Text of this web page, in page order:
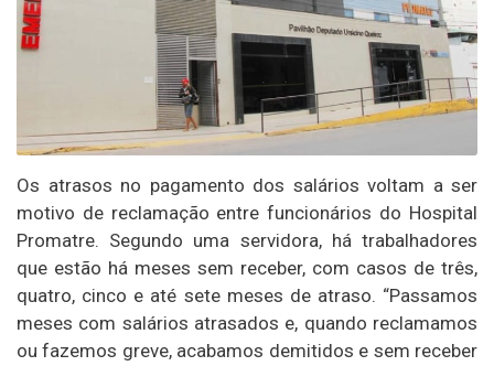
Os atrasos no pagamento dos salários voltam a ser
motivo de reclamação entre funcionários do Hospital
Promatre. Segundo uma servidora, há trabalhadores
que estão há meses sem receber, com casos de três,
quatro, cinco e até sete meses de atraso. “Passamos
meses com salários atrasados e, quando reclamamos
ou fazemos greve, acabamos demitidos e sem receber